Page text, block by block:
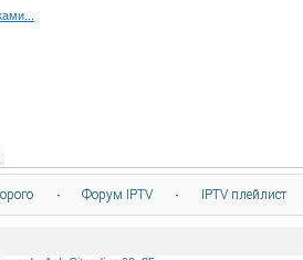
· Форум IPTV · IPTV плейлист